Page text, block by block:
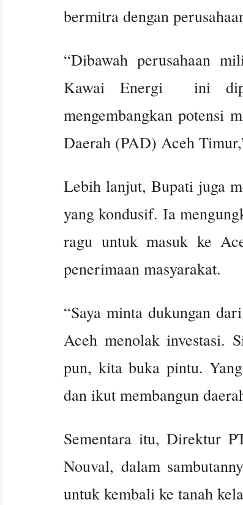
bermitra dengan
“Dibawah perusahaan
Kawai Energi ini
mengembangkan potensi
Daerah (PAD) Aceh
Lebih lanjut, Bupati juga
yang kondusif. Ia
ragu untuk masuk ke
penerimaan masyarakat.
“Saya minta dukungan
Aceh menolak investasi.
pun, kita buka pintu.
dan ikut membangun
Sementara itu, Direktur
Nouval, dalam
untuk kembali ke tanah